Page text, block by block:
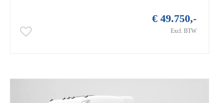
€ 49.750,-
Excl. BTW